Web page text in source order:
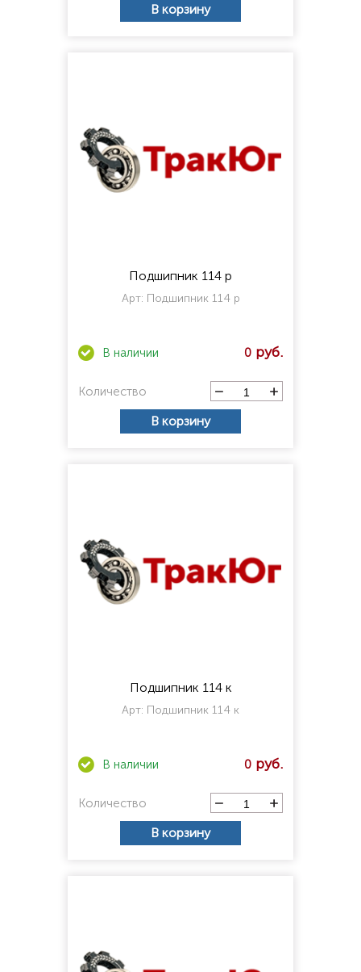
В корзину
Подшипник 114 р
Арт: Подшипник 114 р
0
Количество
В корзину
Подшипник 114 к
Арт: Подшипник 114 к
0
Количество
В корзину